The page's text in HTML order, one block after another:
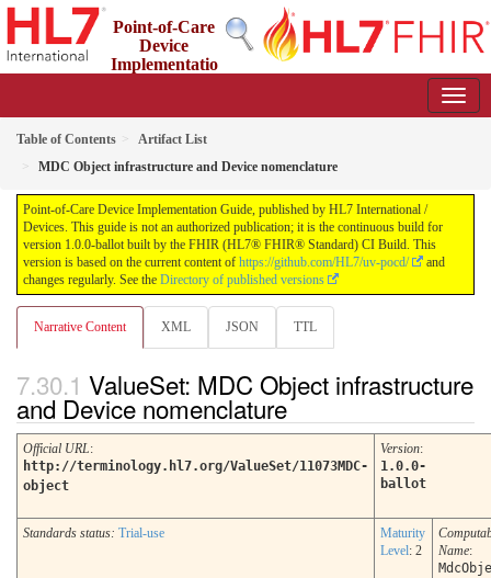
Point-of-Care
Device
Implementatio
Table of Contents
Artifact List
MDC Object infrastructure and Device nomenclature
Point-of-Care Device Implementation Guide, published by HL7 International /
Devices. This guide is not an authorized publication; it is the continuous build for
version 1.0.0-ballot built by the FHIR (HL7® FHIR® Standard) CI Build. This
version is based on the current content of https://github.com/HL7/uv-pocd/
and
changes regularly. See the Directory of published versions
Narrative Content XML JSON TTL
ValueSet: MDC Object infrastructure
and Device nomenclature
Official URL:
http://terminology.hl7.org/ValueSet/11073MDC-
object
Version:
1.0.0-
ballot
Standards status: Trial-use
Maturity
Level: 2
Name: